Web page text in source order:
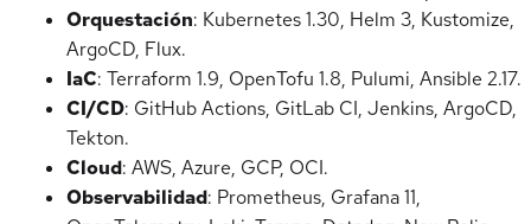
Orquestación: Kubernetes 1.30, Helm 3, Kustomize,
ArgoCD, Flux.
IaC: Terraform 1.9, OpenTofu 1.8, Pulumi, Ansible 2.17.
CI/CD: GitHub Actions, GitLab CI, Jenkins, ArgoCD,
Tekton.
Cloud: AWS, Azure, GCP, OCI.
Observabilidad: Prometheus, Grafana 11,